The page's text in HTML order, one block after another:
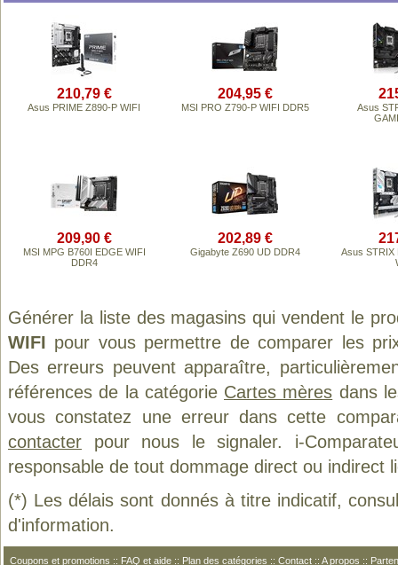
210,79 €
Asus PRIME Z890-P WIFI
204,95 €
MSI PRO Z790-P WIFI DDR5
Asus
209,90 €
MSI MPG B760I EDGE WIFI
DDR4
202,89 €
Gigabyte Z690 UD DDR4
Asus STRIX
Générer la liste des magasins qui vendent le
WIFI pour vous permettre de comparer les
Des erreurs peuvent apparaître,
références de la catégorie Cartes mères dans
vous constatez une erreur dans cette
contacter pour nous le signaler. i-
responsable de tout dommage direct ou indirect
(*) Les délais sont donnés à titre indicatif,
d'information.
Coupons et promotions :: FAQ et aide :: Plan des catégories :: Contact :: A propos ::